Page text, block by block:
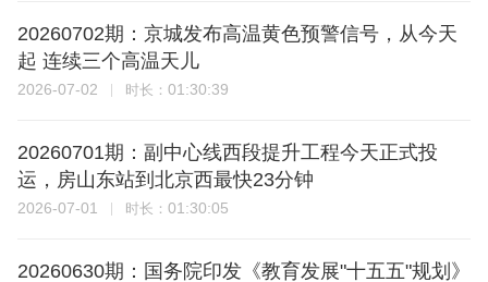
20260702期：京城发布高温黄色预警信号，从今天
起 连续三个高温天儿
2026-07-02 时长： 01:30:39
20260701期：副中心线西段提升工程今天正式投
运，房山东站到北京西最快23分钟
2026-07-01 时长： 01:30:05
20260630期：国务院印发《教育发展"十五五"规划》